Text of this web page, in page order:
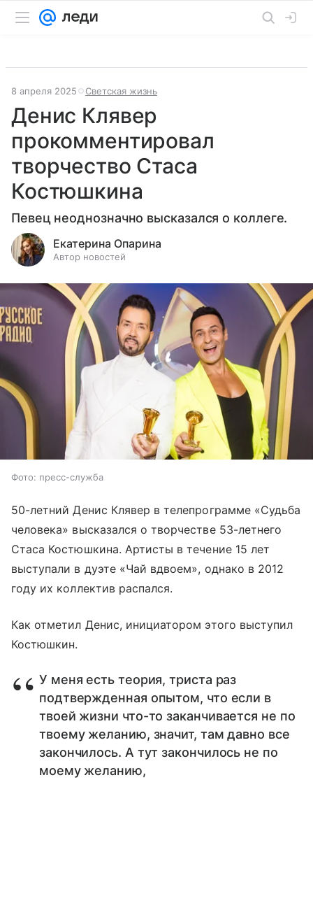
8 апреля 2025 Светская жизнь
Денис Клявер
прокомментировал
творчество Стаса
Костюшкина
Певец неоднозначно высказался о коллеге.
Екатерина Опарина
Автор новостей
Фото: пресс-служба
50-летний Денис Клявер в телепрограмме «Судьба
человека» высказался о творчестве 53-летнего
Стаса Костюшкина. Артисты в течение 15 лет
выступали в дуэте «Чай вдвоем», однако в 2012
году их коллектив распался.
Как отметил Денис, инициатором этого выступил
Костюшкин.
У меня есть теория, триста раз
подтвержденная опытом, что если в
твоей жизни что-то заканчивается не по
твоему желанию, значит, там давно все
закончилось. А тут закончилось не по
моему желанию,